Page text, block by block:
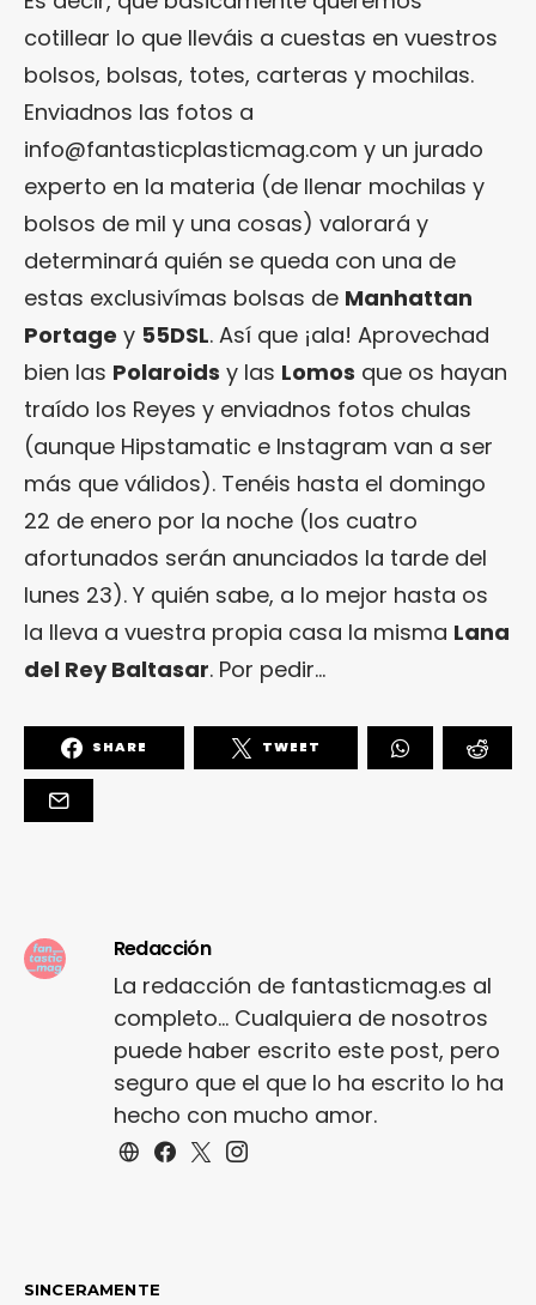
cotillear lo que lleváis a cuestas en vuestros
bolsos, bolsas, totes, carteras y mochilas.
Enviadnos las fotos a
info@fantasticplasticmag.com y un jurado
experto en la materia (de llenar mochilas y
bolsos de mil y una cosas) valorará y
determinará quién se queda con una de
estas exclusivímas bolsas de Manhattan
Portage y 55DSL. Así que ¡ala! Aprovechad
bien las Polaroids y las Lomos que os hayan
traído los Reyes y enviadnos fotos chulas
(aunque Hipstamatic e Instagram van a ser
más que válidos). Tenéis hasta el domingo
22 de enero por la noche (los cuatro
afortunados serán anunciados la tarde del
lunes 23). Y quién sabe, a lo mejor hasta os
la lleva a vuestra propia casa la misma Lana
del Rey Baltasar. Por pedir…
SHARE TWEET
Redacción
La redacción de fantasticmag.es al
completo... Cualquiera de nosotros
puede haber escrito este post, pero
seguro que el que lo ha escrito lo ha
hecho con mucho amor.
SINCERAMENTE